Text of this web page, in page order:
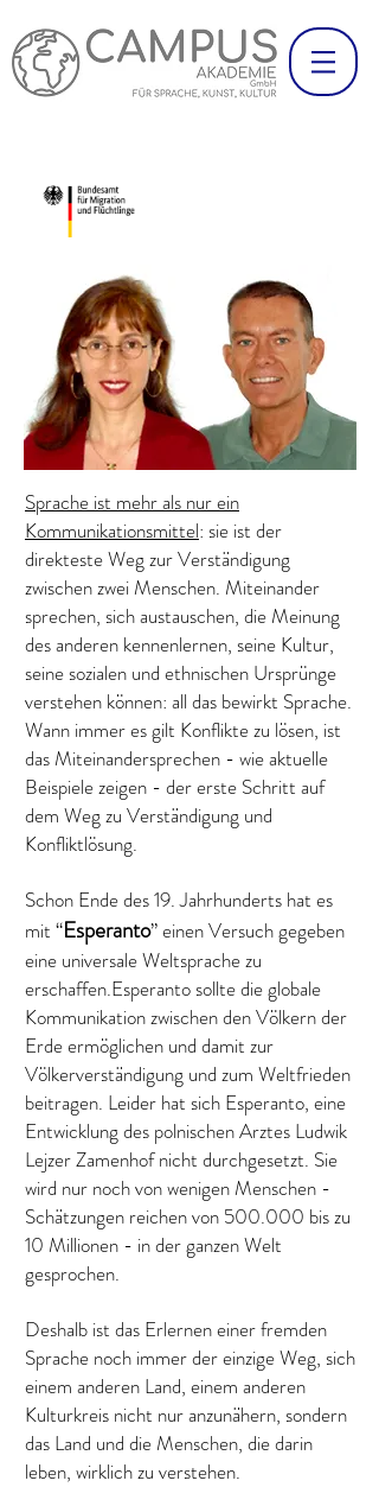
Sprache ist mehr als nur ein
Kommunikationsmittel: sie ist der
direkteste Weg zur Verständigung
zwischen zwei Menschen. Miteinander
sprechen, sich austauschen, die Meinung
des anderen kennenlernen, seine Kultur,
seine sozialen und ethnischen Ursprünge
verstehen können: all das bewirkt Sprache.
Wann immer es gilt Konflikte zu lösen, ist
das Miteinandersprechen - wie aktuelle
Beispiele zeigen - der erste Schritt auf
dem Weg zu Verständigung und
Konfliktlösung.
Schon Ende des 19. Jahrhunderts hat es
mit “Esperanto” einen Versuch gegeben
eine universale Weltsprache zu
erschaffen.Esperanto sollte die globale
Kommunikation zwischen den Völkern der
Erde ermöglichen und damit zur
Völkerverständigung und zum Weltfrieden
beitragen. Leider hat sich Esperanto, eine
Entwicklung des polnischen Arztes Ludwik
Lejzer Zamenhof nicht durchgesetzt. Sie
wird nur noch von wenigen Menschen -
Schätzungen reichen von 500.000 bis zu
10 Millionen - in der ganzen Welt
gesprochen.
Deshalb ist das Erlernen einer fremden
Sprache noch immer der einzige Weg, sich
einem anderen Land, einem anderen
Kulturkreis nicht nur anzunähern, sondern
das Land und die Menschen, die darin
leben, wirklich zu verstehen.